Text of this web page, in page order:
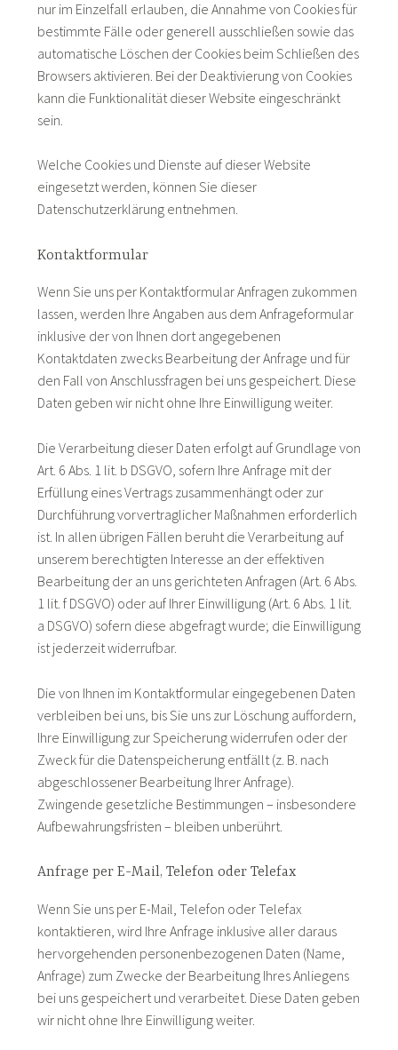
nur im Einzelfall erlauben, die Annahme von Cookies für
bestimmte Fälle oder generell ausschließen sowie das
automatische Löschen der Cookies beim Schließen des
Browsers aktivieren. Bei der Deaktivierung von Cookies
kann die Funktionalität dieser Website eingeschränkt
sein.
Welche Cookies und Dienste auf dieser Website
eingesetzt werden, können Sie dieser
Datenschutzerklärung entnehmen.
Kontaktformular
Wenn Sie uns per Kontaktformular Anfragen zukommen
lassen, werden Ihre Angaben aus dem Anfrageformular
inklusive der von Ihnen dort angegebenen
Kontaktdaten zwecks Bearbeitung der Anfrage und für
den Fall von Anschlussfragen bei uns gespeichert. Diese
Daten geben wir nicht ohne Ihre Einwilligung weiter.
Die Verarbeitung dieser Daten erfolgt auf Grundlage von
Art. 6 Abs. 1 lit. b DSGVO, sofern Ihre Anfrage mit der
Erfüllung eines Vertrags zusammenhängt oder zur
Durchführung vorvertraglicher Maßnahmen erforderlich
ist. In allen übrigen Fällen beruht die Verarbeitung auf
unserem berechtigten Interesse an der effektiven
Bearbeitung der an uns gerichteten Anfragen (Art. 6 Abs.
1 lit. f DSGVO) oder auf Ihrer Einwilligung (Art. 6 Abs. 1 lit.
a DSGVO) sofern diese abgefragt wurde; die Einwilligung
ist jederzeit widerrufbar.
Die von Ihnen im Kontaktformular eingegebenen Daten
verbleiben bei uns, bis Sie uns zur Löschung auffordern,
Ihre Einwilligung zur Speicherung widerrufen oder der
Zweck für die Datenspeicherung entfällt (z. B. nach
abgeschlossener Bearbeitung Ihrer Anfrage).
Zwingende gesetzliche Bestimmungen – insbesondere
Aufbewahrungsfristen – bleiben unberührt.
Anfrage per E-Mail, Telefon oder Telefax
Wenn Sie uns per E-Mail, Telefon oder Telefax
kontaktieren, wird Ihre Anfrage inklusive aller daraus
hervorgehenden personenbezogenen Daten (Name,
Anfrage) zum Zwecke der Bearbeitung Ihres Anliegens
bei uns gespeichert und verarbeitet. Diese Daten geben
wir nicht ohne Ihre Einwilligung weiter.